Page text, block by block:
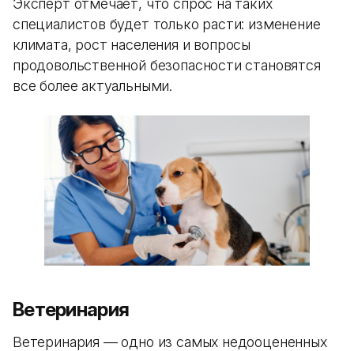
Эксперт отмечает, что спрос на таких
специалистов будет только расти: изменение
климата, рост населения и вопросы
продовольственной безопасности становятся
все более актуальными.
Ветеринария
Ветеринария — одно из самых недооцененных